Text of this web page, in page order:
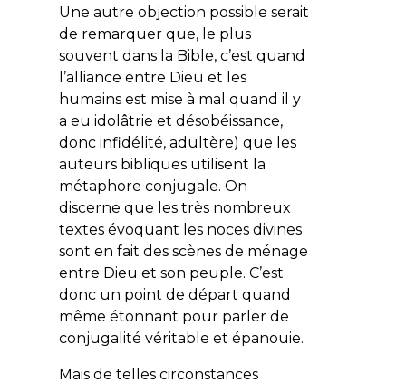
Une autre objection possible serait
de remarquer que, le plus
souvent dans la Bible, c’est quand
l’alliance entre Dieu et les
humains est mise à mal quand il y
a eu idolâtrie et désobéissance,
donc infidélité, adultère) que les
auteurs bibliques utilisent la
métaphore conjugale. On
discerne que les très nombreux
textes évoquant les noces divines
sont en fait des scènes de ménage
entre Dieu et son peuple. C’est
donc un point de départ quand
même étonnant pour parler de
conjugalité véritable et épanouie.
Mais de telles circonstances